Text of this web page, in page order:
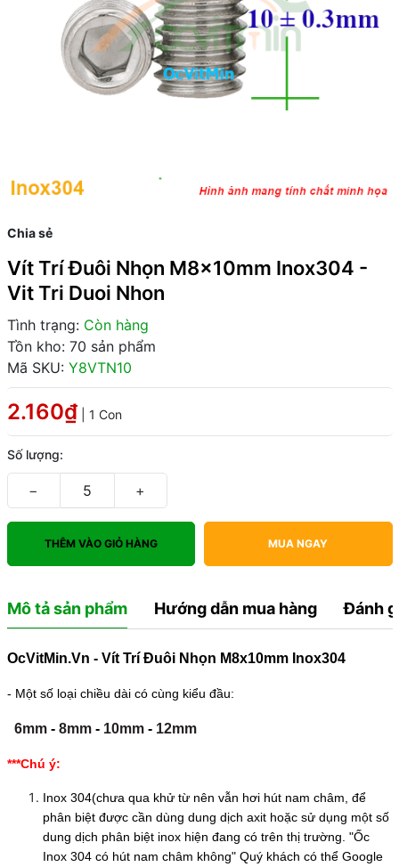
Chia sẻ
Vít Trí Đuôi Nhọn M8x10mm Inox304 -
Vit Tri Duoi Nhon
Tình trạng: Còn hàng
Tồn kho: 70 sản phẩm
Mã SKU: Y8VTN10
2.160₫ | 1 Con
Số lượng:
− +
THÊM VÀO GIỎ HÀNG MUA NGAY
Mô tả sản phẩm Hướng dẫn mua hàng Đánh
OcVitMin.Vn - Vít Trí Đuôi Nhọn M8x10mm Inox304
- Một số loại chiều dài có cùng kiểu đầu:
6mm- 8mm- 10mm- 12mm
***Chú ý:
Inox 304(chưa qua khử từ nên vẫn hơi hút nam châm, để
phân biệt được cần dùng dung dịch axit hoặc sử dụng một số
dung dịch phân biệt inox hiện đang có trên thị trường. "Ốc
Inox 304 có hút nam châm không" Quý khách có thể Google